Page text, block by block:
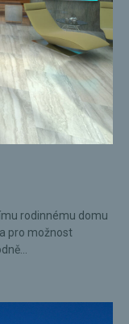
rodinnému domu
pro možnost